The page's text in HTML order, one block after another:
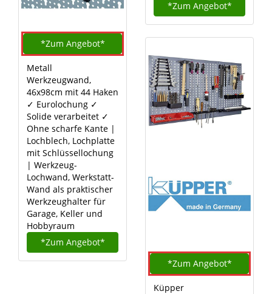
*Zum Angebot*
Metall
Werkzeugwand,
46x98cm mit 44 Haken
✓ Eurolochung ✓
Solide verarbeitet ✓
Ohne scharfe Kante |
Lochblech, Lochplatte
mit Schlüssellochung
| Werkzeug-
Lochwand, Werkstatt-
Wand als praktischer
Werkzeughalter für
Garage, Keller und
Hobbyraum
*Zum Angebot*
*Zum Angebot*
*Zum Angebot*
Küpper